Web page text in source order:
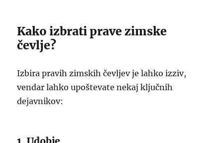
Kako izbrati prave zimske
čevlje?
Izbira pravih zimskih čevljev je lahko izziv,
vendar lahko upoštevate nekaj ključnih
dejavnikov: